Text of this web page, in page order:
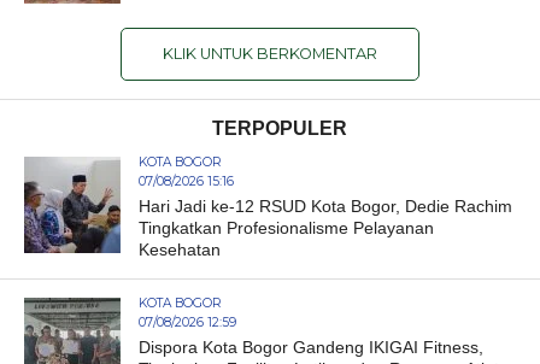
KLIK UNTUK BERKOMENTAR
TERPOPULER
KOTA BOGOR
07/08/2026 15:16
Hari Jadi ke-12 RSUD Kota Bogor, Dedie Rachim
Tingkatkan Profesionalisme Pelayanan
Kesehatan
KOTA BOGOR
07/08/2026 12:59
Dispora Kota Bogor Gandeng IKIGAI Fitness,